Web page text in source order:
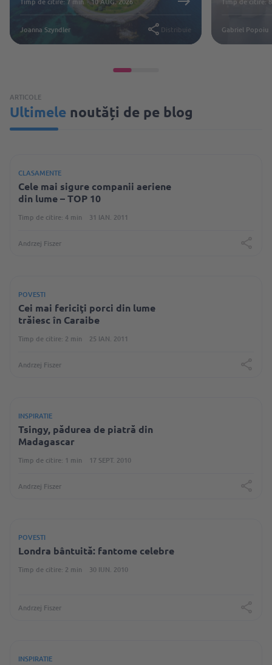
Joanna Szyndler Distribuie Gabriel Popoiu
ARTICOLE
Ultimele noutăți de pe blog
CLASAMENTE
Cele mai sigure companii aeriene
din lume – TOP 10
Timp de citire: 4 min 31 IAN. 2011
Andrzej Fiszer
POVESTI
Cei mai fericiţi porci din lume
trăiesc în Caraibe
Timp de citire: 2 min 25 IAN. 2011
Andrzej Fiszer
INSPIRATIE
Tsingy, pădurea de piatră din
Madagascar
Timp de citire: 1 min 17 SEPT. 2010
Andrzej Fiszer
POVESTI
Londra bântuită: fantome celebre
Timp de citire: 2 min 30 IUN. 2010
Andrzej Fiszer
INSPIRATIE